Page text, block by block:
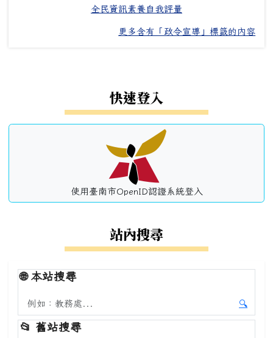
全民資訊素養自我評量
更多含有「政令宣導」標籤的內容
快速登入
使用臺南市OpenID認證系統登入
站內搜尋
🌐本站搜尋
搜尋本站內容
🔍
開始本
📂 舊站搜尋